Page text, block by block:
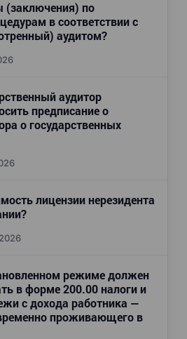
(заключения) по
в соответствии с
аудитом?
аудитор
предписание о
о государственных
лицензии нерезидента
режиме должен
в форме 200.00 налоги и
с дохода работника —
проживающего в